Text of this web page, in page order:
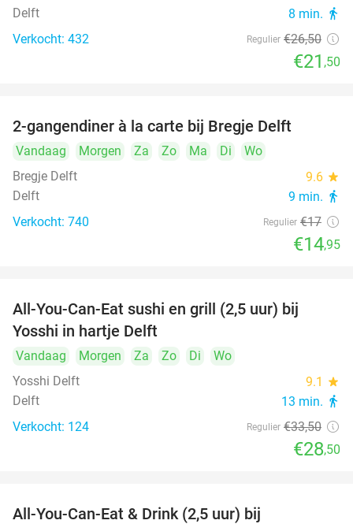
Delft 8 min. directions_walk
Verkocht: 432 Regulier €26,50
€21 ,50
2-gangendiner à la carte bij Bregje Delft
Vandaag Morgen Za Zo Ma Di
Wo
Bregje Delft
9.6 star
Delft 9 min. directions_walk
Verkocht: 740 Regulier €17
€14,95
All-You-Can-Eat sushi en grill (2,5 uur) bij
Yosshi in hartje Delft
Vandaag Morgen Za Zo Di
Wo
Yosshi Delft
9.1 star
Delft 13 min. directions_walk
Verkocht: 124 Regulier €33,50
€28,50
All-You-Can-Eat & Drink (2,5 uur) bij